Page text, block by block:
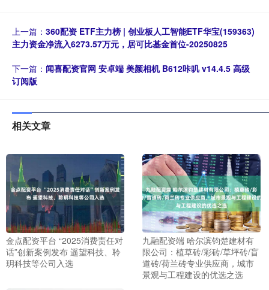
上一篇： 360配资 ETF主力榜 | 创业板人工智能ETF华宝(159363)
主力资金净流入6273.57万元，居可比基金首位-20250825
下一篇： 闻喜配资官网 安卓端 美颜相机 B612咔叽 v14.4.5 高级
订阅版
相关文章
金点配资平台 “2025消费责任对
话”创新案例发布 遥望科技、聆
玥科技等公司入选
九融配资端 哈尔滨钧楚建材有
限公司：植草砖/彩砖/草坪砖/盲
道砖/荷兰砖专业供应商，城市
景观与工程建设的优选之选